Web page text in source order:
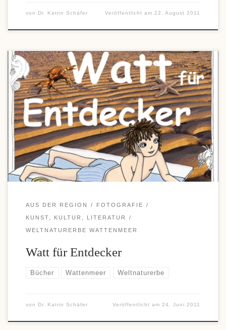
von Dr. Katrin Schäfer Veröffentlicht am22. August 2011
Kann man mit Seenadeln stricken? Was macht der Seehase zu
Ostern? Warum sind Schollen platt? Wie kann ein Seestern ohne
Kopf geradeaus gehen? Wozu braucht der Wattwurm einen Kopf
und was ist überhaupt das Watt? Rätselhafte Fragen, die nicht nur
den kleinen Kalle umtreiben, der im Buch „Watt für Entdecker“
[…]
AUS DER REGION FOTOGRAFIE
KUNST, KULTUR, LITERATUR
WELTNATURERBE WATTENMEER
Watt für Entdecker
Bücher Wattenmeer Weltnaturerbe
von Dr. Katrin Schäfer Veröffentlicht am24. Juni 2011